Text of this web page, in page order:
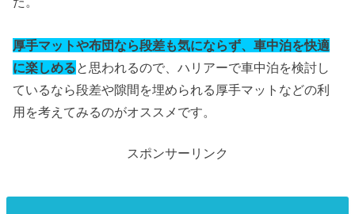
厚手マットや布団なら段差も気にならず、車中泊を快適
に楽しめると思われるので、ハリアーで車中泊を検討し
ているなら段差や隙間を埋められる厚手マットなどの利
用を考えてみるのがオススメです。
スポンサーリンク